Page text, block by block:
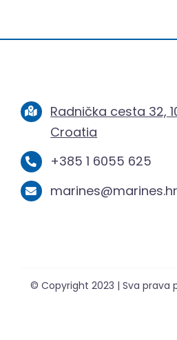
Radnička cesta 32,
Croatia
+385 1 6055 625
marines@marines.hr
© Copyright 2023 | Sva prava